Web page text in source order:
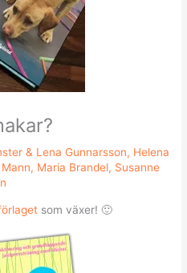
& Lena Gunnarsson, Helena
, Maria Brandel, Susanne
som växer! 🙂